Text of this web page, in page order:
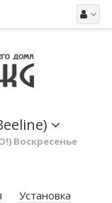
Воскресенье
Установка